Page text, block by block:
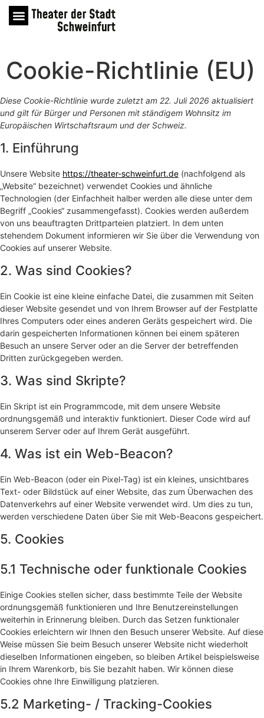
Cookie-Richtlinie (EU)
Diese Cookie-Richtlinie wurde zuletzt am 22. Juli 2026 aktualisiert
und gilt für Bürger und Personen mit ständigem Wohnsitz im
Europäischen Wirtschaftsraum und der Schweiz.
1. Einführung
Unsere Website https://theater-schweinfurt.de (nachfolgend als
„Website“ bezeichnet) verwendet Cookies und ähnliche
Technologien (der Einfachheit halber werden alle diese unter dem
Begriff „Cookies“ zusammengefasst). Cookies werden außerdem
von uns beauftragten Drittparteien platziert. In dem unten
stehendem Dokument informieren wir Sie über die Verwendung von
Cookies auf unserer Website.
2. Was sind Cookies?
Ein Cookie ist eine kleine einfache Datei, die zusammen mit Seiten
dieser Website gesendet und von Ihrem Browser auf der Festplatte
Ihres Computers oder eines anderen Geräts gespeichert wird. Die
darin gespeicherten Informationen können bei einem späteren
Besuch an unsere Server oder an die Server der betreffenden
Dritten zurückgegeben werden.
3. Was sind Skripte?
Ein Skript ist ein Programmcode, mit dem unsere Website
ordnungsgemäß und interaktiv funktioniert. Dieser Code wird auf
unserem Server oder auf Ihrem Gerät ausgeführt.
4. Was ist ein Web-Beacon?
Ein Web-Beacon (oder ein Pixel-Tag) ist ein kleines, unsichtbares
Text- oder Bildstück auf einer Website, das zum Überwachen des
Datenverkehrs auf einer Website verwendet wird. Um dies zu tun,
werden verschiedene Daten über Sie mit Web-Beacons gespeichert.
5. Cookies
5.1 Technische oder funktionale Cookies
Einige Cookies stellen sicher, dass bestimmte Teile der Website
ordnungsgemäß funktionieren und Ihre Benutzereinstellungen
weiterhin in Erinnerung bleiben. Durch das Setzen funktionaler
Cookies erleichtern wir Ihnen den Besuch unserer Website. Auf diese
Weise müssen Sie beim Besuch unserer Website nicht wiederholt
dieselben Informationen eingeben, so bleiben Artikel beispielsweise
in Ihrem Warenkorb, bis Sie bezahlt haben. Wir können diese
Cookies ohne Ihre Einwilligung platzieren.
5.2 Marketing- / Tracking-Cookies